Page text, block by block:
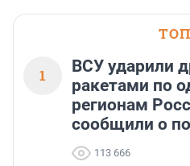
1
ВСУ ударили
ракетами по
регионам
сообщили о
113 666